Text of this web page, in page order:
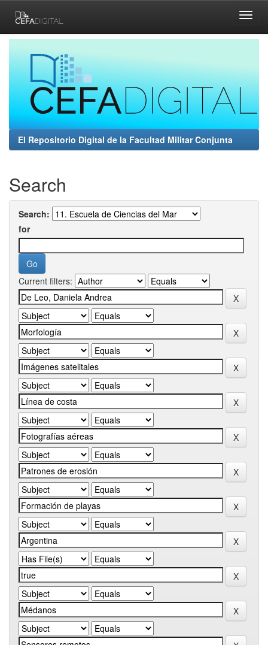
navigation
El Repositorio Digital de la Facultad Militar Conjunta
Search
Search:
for
Current filters: